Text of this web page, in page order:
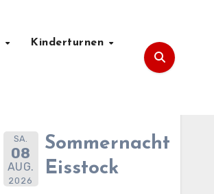
Kinderturnen
SA.
08
AUG.
2026
Sommernachtsfest
Eisstock